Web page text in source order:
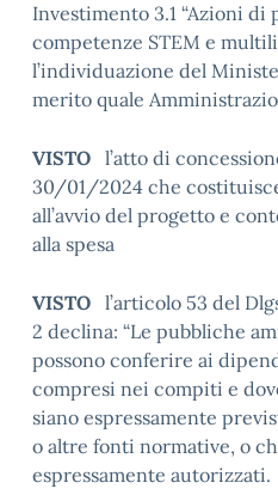
Investimento 3.1 “Azioni di
competenze STEM e
l’individuazione del
merito quale
VISTO l’atto di
30/01/2024 che
all’avvio del progetto e
alla spesa
VISTO l’articolo 53 del
2 declina: “Le pubbliche
possono conferire ai
compresi nei compiti e
siano espressamente
o altre fonti normative, o
espressamente autorizzati.